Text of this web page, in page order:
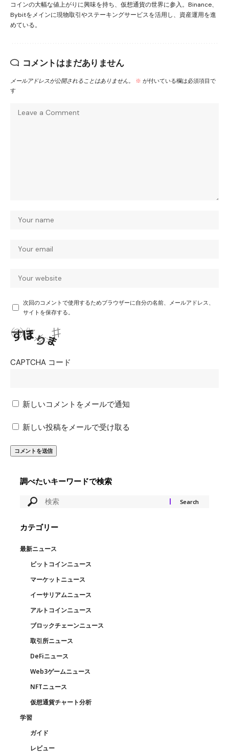
コインの大幅な値上がりに興味を持ち、仮想通貨の世界に参入。Binance、
Bybitをメインに現物取引やステーキングサービスを活用し、資産運用を進
めている。
コメントはまだありません
メールアドレスが公開されることはありません。 ※ が付いている欄は必須項目で
す
次回のコメントで使用するためブラウザーに自分の名前、メールアドレス、
サイトを保存する。
CAPTCHA コード
新しいコメントをメールで通知
新しい投稿をメールで受け取る
調べたいキーワードで検索
カテゴリー
最新ニュース
ビットコインニュース
マーケットニュース
イーサリアムニュース
アルトコインニュース
ブロックチェーンニュース
取引所ニュース
DeFiニュース
Web3ゲームニュース
NFTニュース
仮想通貨チャート分析
学習
ガイド
レビュー